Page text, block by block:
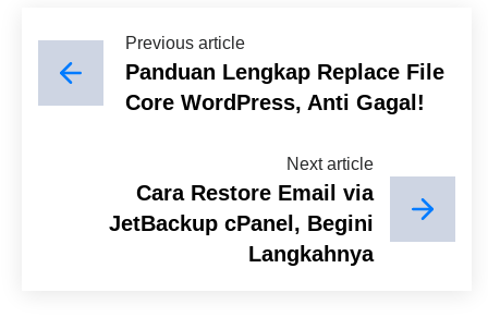
Previous article
Panduan Lengkap Replace File
Core WordPress, Anti Gagal!
Next article
Cara Restore Email via
JetBackup cPanel, Begini
Langkahnya